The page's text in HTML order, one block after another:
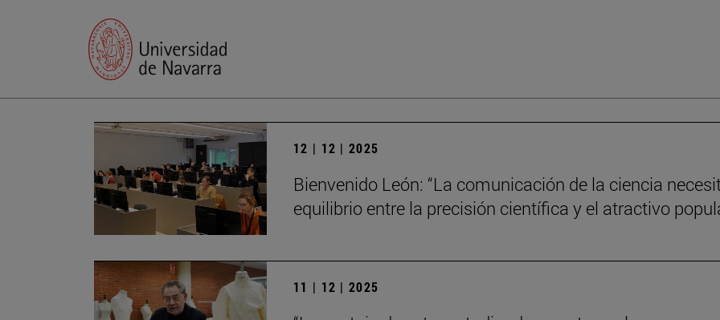
12 | 12 | 2025
Bienvenido León: “La comunicación de la ciencia
equilibrio entre la precisión científica y el atractivo
11 | 12 | 2025